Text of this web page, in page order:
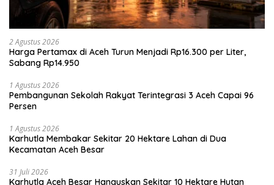
2 Agustus 2026
Harga Pertamax di Aceh Turun Menjadi Rp16.300 per Liter,
Sabang Rp14.950
1 Agustus 2026
Pembangunan Sekolah Rakyat Terintegrasi 3 Aceh Capai 96
Persen
1 Agustus 2026
Karhutla Membakar Sekitar 20 Hektare Lahan di Dua
Kecamatan Aceh Besar
31 Juli 2026
Karhutla Aceh Besar Hanguskan Sekitar 10 Hektare Hutan